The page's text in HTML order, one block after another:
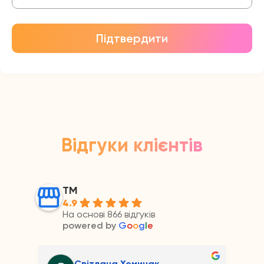
Підтвердити
Відгуки клієнтів
ТМ
4.9
На основі 866 відгуків
powered by Google